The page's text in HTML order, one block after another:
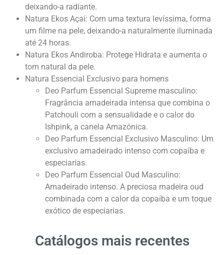
deixando-a radiante.
Natura Ekos Açaí: Com uma textura levíssima, forma
um filme na pele, deixando-a naturalmente iluminada
até 24 horas.
Natura Ekos Andiroba: Protege Hidrata e aumenta o
tom natural da pele.
Natura Essencial Exclusivo para homens
Deo Parfum Essencial Supreme masculino:
Fragrância amadeirada intensa que combina o
Patchouli com a sensualidade e o calor do
Ishpink, a canela Amazónica.
Deo Parfum Essencial Exclusivo Masculino: Um
exclusivo amadeirado intenso com copaíba e
especiarias.
Deo Parfum Essencial Oud Masculino:
Amadeirado intenso. A preciosa madeira oud
combinada com a calor da copaíba e um toque
exótico de especiarias.
Catálogos mais recentes